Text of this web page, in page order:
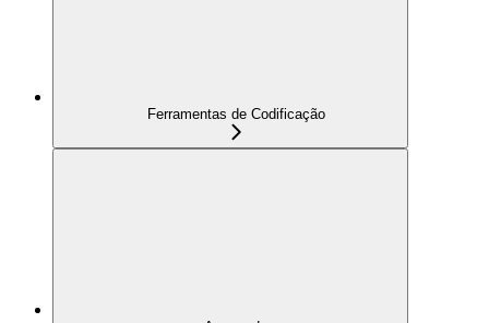
Ferramentas de Codificação